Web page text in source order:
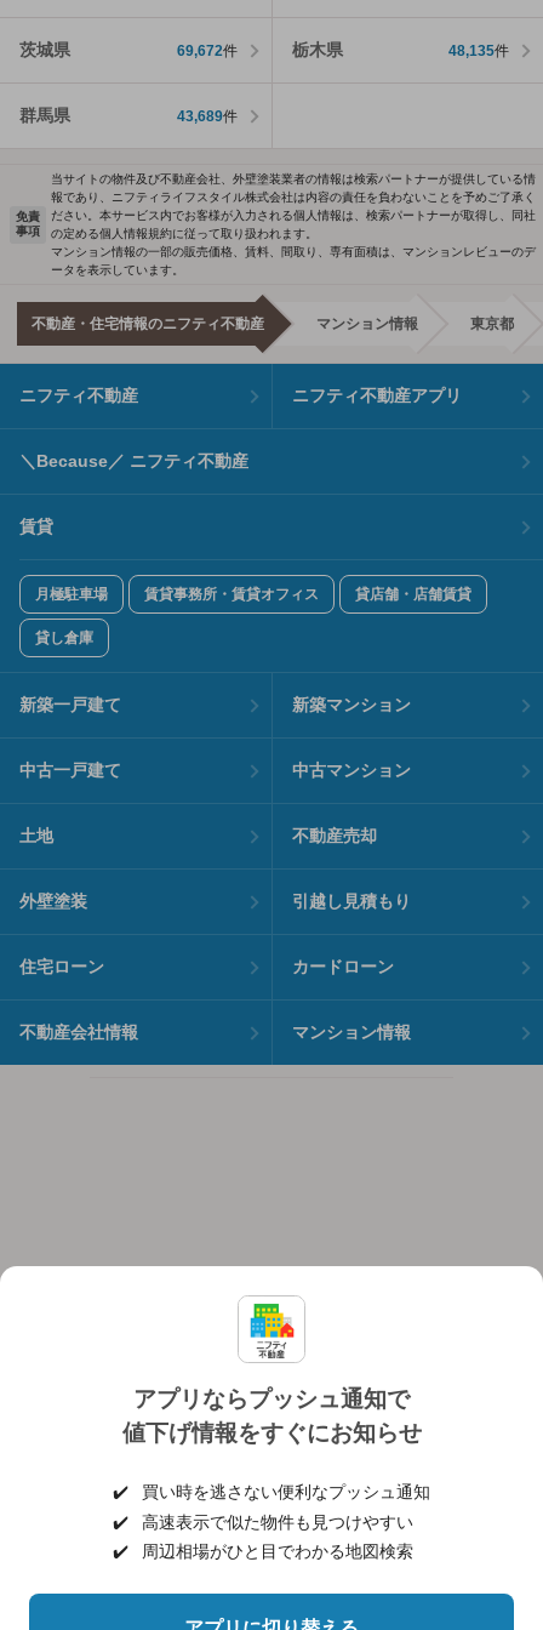
茨城県 69,672件 栃木県 48,135件
群馬県 43,689件
アプリならプッシュ通知で
値下げ情報をすぐにお知らせ
✔️
買い時を逃さない便利なプッシュ通知
✔️
高速表示で似た物件も見つけやすい
✔️
周辺相場がひと目でわかる地図検索
免責
事項
当サイトの物件及び不動産会社、外壁塗装業者の情報は検索パートナーが提供している情
報であり、ニフティライフスタイル株式会社は内容の責任を負わないことを予めご了承く
ださい。本サービス内でお客様が入力される個人情報は、検索パートナーが取得し、同社
の定める個人情報規約に従って取り扱われます。
マンション情報の一部の販売価格、賃料、間取り、専有面積は、マンションレビューのデ
ータを表示しています。
不動産・住宅情報のニフティ不動産 マンション情報 東京都
ニフティ不動産 ニフティ不動産アプリ
＼Because／ ニフティ不動産
賃貸
月極駐車場 賃貸事務所・賃貸オフィス 貸店舗・店舗賃貸
貸し倉庫
新築一戸建て 新築マンション
中古一戸建て 中古マンション
土地 不動産売却
外壁塗装 引越し見積もり
住宅ローン カードローン
不動産会社情報 マンション情報
個人情報保護ポリシー 利用規約
ヘルプ・お問い合わせ 採用情報